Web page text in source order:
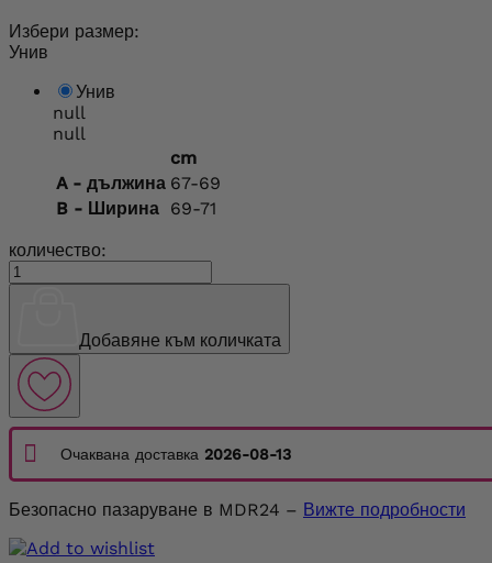
Избери размер:
Унив
Унив
null
null
cm
A - дължина 67-69
B - Ширина 69-71
количество:
Добавяне към количката
Очаквана доставка 2026-08-13
Безопасно пазаруване в MDR24 – Вижте подробности